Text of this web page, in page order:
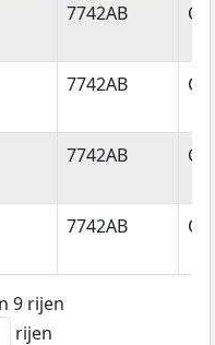
7742AB
7742AB
7742AB
7742AB
9 rijen
rijen